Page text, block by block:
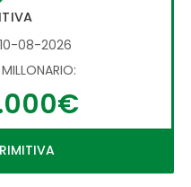
08-2026